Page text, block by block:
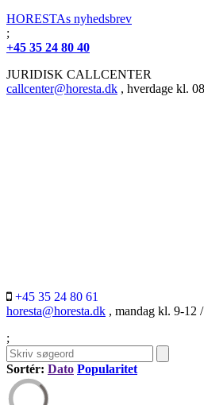
HORESTAs nyhedsbrev
;
+45 35 24 80 40
JURIDISK CALLCENTER
callcenter@horesta.dk , hverdage kl.
+45 35 24 80 61
horesta@horesta.dk , mandag kl. 9-12
;
Sortér: Dato Popularitet